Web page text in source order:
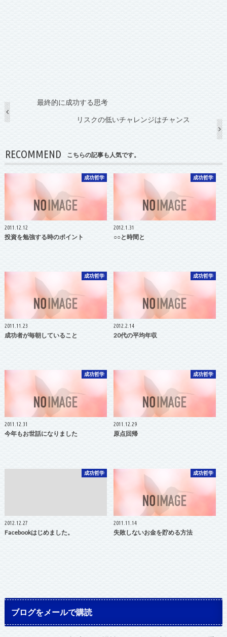
最終的に成功する思考
リスクの低いチャレンジはチャンス
RECOMMEND こちらの記事も人気です。
成功哲学
2011.12.12
投資を勉強する時のポイント
成功哲学
2012.1.31
○○と時間と
成功哲学
2011.11.23
成功者が毎朝していること
成功哲学
2012.2.14
20代の平均年収
成功哲学
2011.12.31
今年もお世話になりました
成功哲学
2011.12.29
原点回帰
成功哲学
2012.12.27
Facebookはじめました。
成功哲学
2011.11.14
失敗しないお金を貯める方法
ブログをメールで購読